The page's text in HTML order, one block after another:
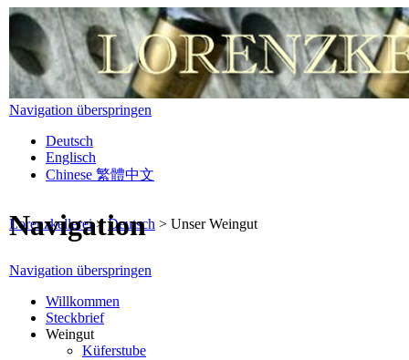
Navigation überspringen
Deutsch
Englisch
Chinese 繁體中文
Lorenzkellerei>Deutsch > Unser Weingut
Navigation
Navigation überspringen
Willkommen
Steckbrief
Weingut
Küferstube